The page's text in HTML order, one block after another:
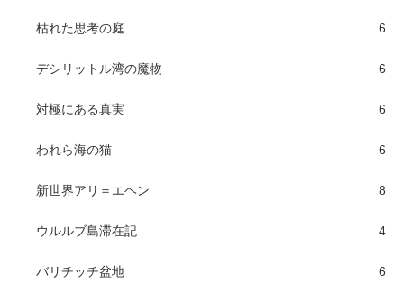
枯れた思考の庭 6
デシリットル湾の魔物 6
対極にある真実 6
われら海の猫 6
新世界アリ＝エヘン 8
ウルルブ島滞在記 4
バリチッチ盆地 6